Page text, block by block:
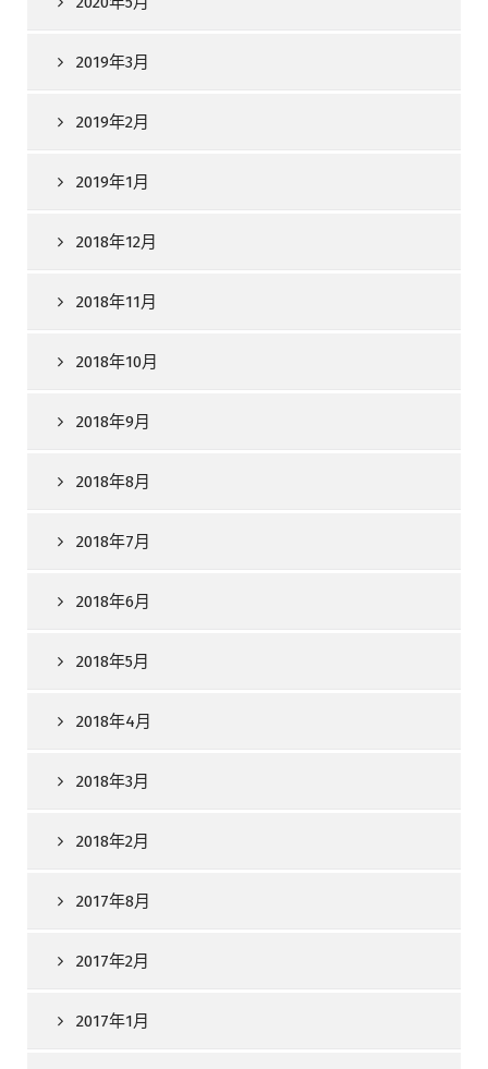
2019年3月
2019年2月
2019年1月
2018年12月
2018年11月
2018年10月
2018年9月
2018年8月
2018年7月
2018年6月
2018年5月
2018年4月
2018年3月
2018年2月
2017年8月
2017年2月
2017年1月